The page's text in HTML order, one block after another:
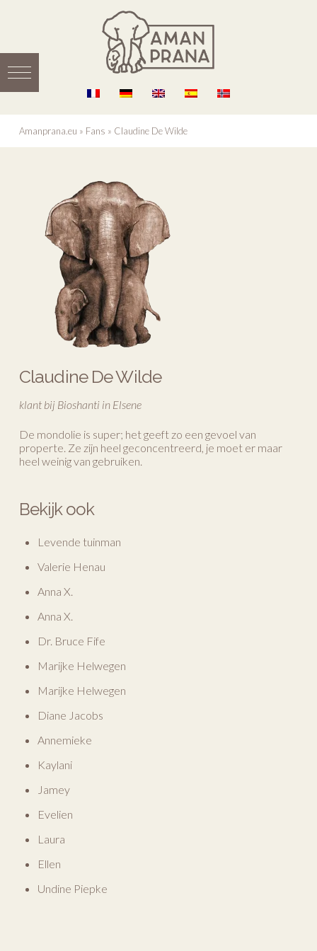
Amanprana.eu » Fans » Claudine De Wilde
Claudine De Wilde
klant bij Bioshanti in Elsene
De mondolie is super; het geeft zo een gevoel van
properte. Ze zijn heel geconcentreerd, je moet er maar
heel weinig van gebruiken.
Bekijk ook
Levende tuinman
Valerie Henau
Anna X.
Anna X.
Dr. Bruce Fife
Marijke Helwegen
Marijke Helwegen
Diane Jacobs
Annemieke
Kaylani
Jamey
Evelien
Laura
Ellen
Undine Piepke